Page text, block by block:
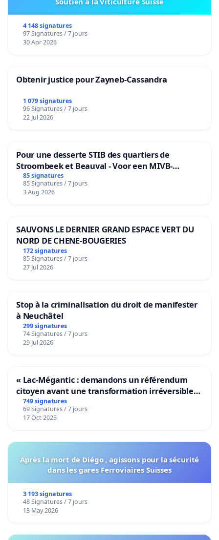
4 148 signatures
97 Signatures / 7 jours
30 Apr 2026
Obtenir justice pour Zayneb-Cassandra
1 079 signatures
96 Signatures / 7 jours
22 Jul 2026
Pour une desserte STIB des quartiers de
Stroombeek et Beauval - Voor een MIVB-
bediening van de wijken Strombeek en Het
Voor
85 signatures
85 Signatures / 7 jours
3 Aug 2026
SAUVONS LE DERNIER GRAND ESPACE VERT DU
NORD DE CHENE-BOUGERIES
172 signatures
85 Signatures / 7 jours
27 Jul 2026
Stop à la criminalisation du droit de manifester
à Neuchâtel
299 signatures
74 Signatures / 7 jours
29 Jul 2026
« Lac-Mégantic : demandons un référendum
citoyen avant une transformation irréversible
de notre territoire »
749 signatures
69 Signatures / 7 jours
17 Oct 2025
Après la mort de Diégo , agissons pour la sécurité
dans les gares Ferroviaires Suisses
3 193 signatures
48 Signatures / 7 jours
13 May 2026